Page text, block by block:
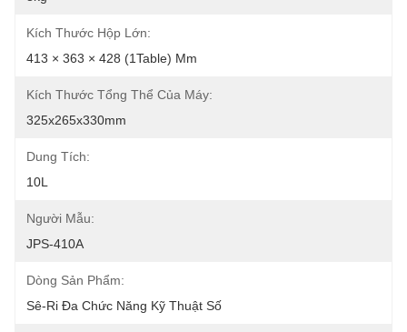
Kích Thước Hộp Lớn:
413 × 363 × 428 (1Table) Mm
Kích Thước Tổng Thể Của Máy:
325x265x330mm
Dung Tích:
10L
Người Mẫu:
JPS-410A
Dòng Sản Phẩm:
Sê-Ri Đa Chức Năng Kỹ Thuật Số